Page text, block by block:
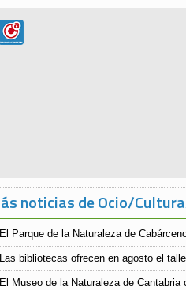
noticias de Ocio/
El Parque de la Naturaleza de
Las bibliotecas ofrecen en agosto el
El Museo de la Naturaleza de